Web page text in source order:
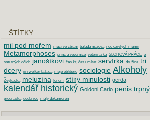
ŠTÍTKY
mil pod mořem muži ve zbrani balada májová noc oživlých mumií
Metamorphoses princ a večernice veterinářka SLOHOVÁ PRÁCE o
smutných očích janošíkovi čas žít, čas umírat servírka družina tri
dcery jiří wolker balada moje oblíbené sociologie Alkoholy
Žvýkačka meluzína foném stíny minulosti gerda
kalendář historický Goldoni Carlo penis trpný
přednáška učebnice malý dekameron